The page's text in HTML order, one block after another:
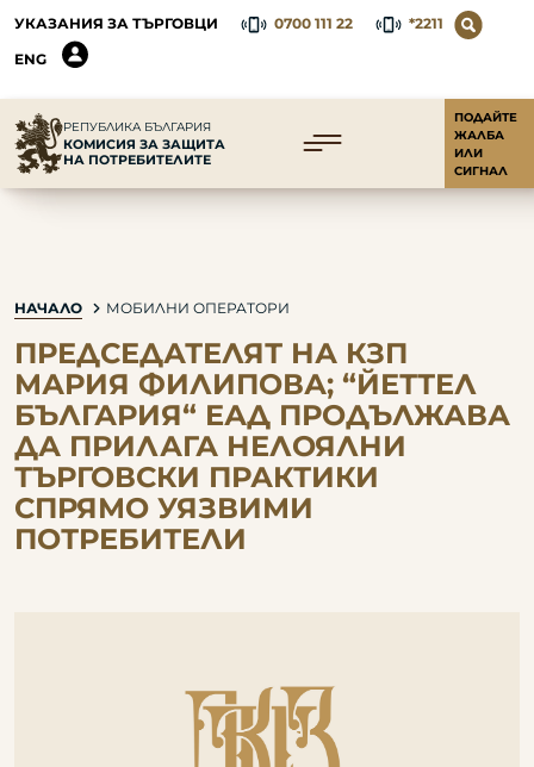
УКАЗАНИЯ ЗА ТЪРГОВЦИ 0700 111 22
*2211
ENG
РЕПУБЛИКА БЪЛГАРИЯ
КОМИСИЯ ЗА ЗАЩИТА
НА ПОТРЕБИТЕЛИТЕ
ПОДАЙТЕ
ЖАЛБА
ИЛИ
СИГНАЛ
НАЧАЛО МОБИЛНИ ОПЕРАТОРИ
ПРЕДСЕДАТЕЛЯТ НА КЗП
МАРИЯ ФИЛИПОВА; “ЙЕТТЕЛ
БЪЛГАРИЯ“ ЕАД ПРОДЪЛЖАВА
ДА ПРИЛАГА НЕЛОЯЛНИ
ТЪРГОВСКИ ПРАКТИКИ
СПРЯМО УЯЗВИМИ
ПОТРЕБИТЕЛИ